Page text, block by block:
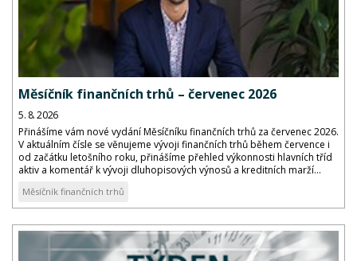
Měsíčník finančních trhů – červenec 2026
5. 8. 2026
Přinášíme vám nové vydání Měsíčníku finančních trhů za červenec 2026.
V aktuálním čísle se věnujeme vývoji finančních trhů během července i
od začátku letošního roku, přinášíme přehled výkonnosti hlavních tříd
aktiv a komentář k vývoji dluhopisových výnosů a kreditních marží...
Měsíčník finančních trhů